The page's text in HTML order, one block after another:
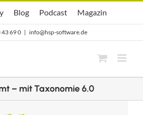
hsp
Blog
Blog Opti.Cast
Podcast Opti.Mag
Magazin
43 69 0 | info@hsp-software.de
– mit Taxonomie 6.0